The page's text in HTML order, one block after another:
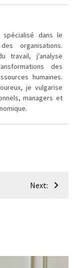
dans le
organisations.
travail, j'analyse
des
humaines.
je vulgarise
managers et
Next: